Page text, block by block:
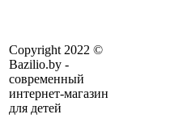
Copyright 2022 ©
Bazilio.by -
современный
интернет-магазин
для детей